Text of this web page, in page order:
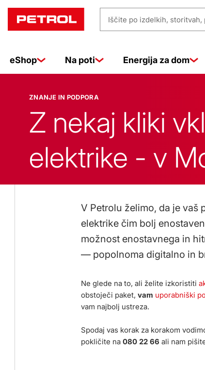
Znanje
in
podpora
Iščite
storitvah,
eShop Na poti Energija za dom
ZNANJE IN PODPORA
Z nekaj kliki
elektrike - v
V Petrolu želimo, da je vaš
elektrike čim bolj
možnost enostavnega in
— popolnoma digitalno in
Ne glede na to, ali želite izkoristiti
obstoječi paket, vam uporabniški
vam najbolj ustreza.
Spodaj vas korak za korakom
pokličite na 080 22 66 ali nam